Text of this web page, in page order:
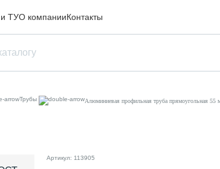
и ТУО компанииКонтакты
Трубы Алюминиевая профильная труба прямоугольная
Артикул: 113905